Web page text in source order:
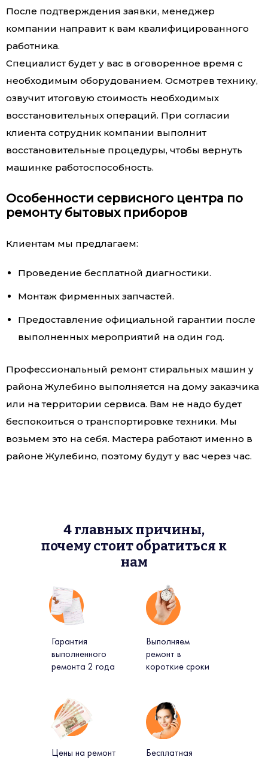
После подтверждения заявки, менеджер
компании направит к вам квалифицированного
работника.
Специалист будет у вас в оговоренное время с
необходимым оборудованием. Осмотрев технику,
озвучит итоговую стоимость необходимых
восстановительных операций. При согласии
клиента сотрудник компании выполнит
восстановительные процедуры, чтобы вернуть
машинке работоспособность.
Особенности сервисного центра по
ремонту бытовых приборов
Клиентам мы предлагаем:
Проведение бесплатной диагностики.
Монтаж фирменных запчастей.
Предоставление официальной гарантии после
выполненных мероприятий на один год.
Профессиональный ремонт стиральных машин у
района Жулебино выполняется на дому заказчика
или на территории сервиса. Вам не надо будет
беспокоиться о транспортировке техники. Мы
возьмем это на себя. Мастера работают именно в
районе Жулебино, поэтому будут у вас через час.
4 главных причины,
почему стоит обратиться к
нам
Гарантия
выполненного
ремонта 2 года
Выполняем
ремонт в
короткие сроки
Цены на ремонт
Бесплатная